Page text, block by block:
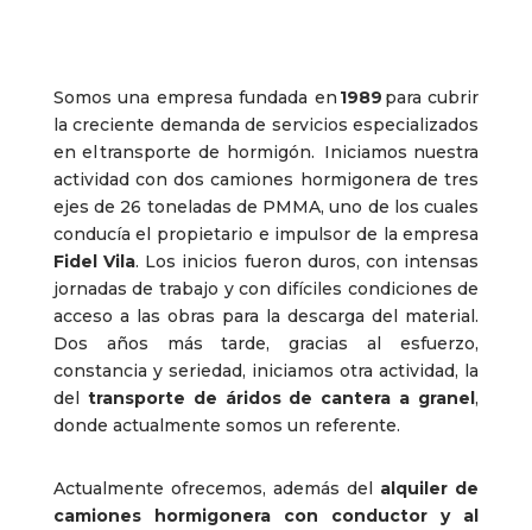
Somos una empresa fundada en 1989 para cubrir
la creciente demanda de servicios especializados
en el transporte de hormigón. Iniciamos nuestra
actividad con dos camiones hormigonera de tres
ejes de 26 toneladas de PMMA, uno de los cuales
conducía el propietario e impulsor de la empresa
Fidel Vila. Los inicios fueron duros, con intensas
jornadas de trabajo y con difíciles condiciones de
acceso a las obras para la descarga del material.
Dos años más tarde, gracias al esfuerzo,
constancia y seriedad, iniciamos otra actividad, la
del transporte de áridos de cantera a granel,
donde actualmente somos un referente.
Actualmente ofrecemos, además del alquiler de
camiones hormigonera con conductor y al